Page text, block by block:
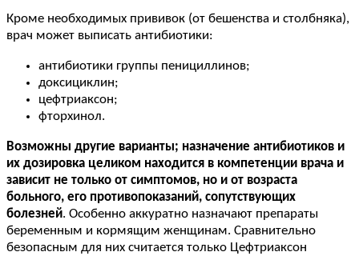
Кроме необходимых прививок (от бешенства и столбняка),
врач может выписать антибиотики:
антибиотики группы пенициллинов;
доксициклин;
цефтриаксон;
фторхинол.
Возможны другие варианты; назначение антибиотиков и
их дозировка целиком находится в компетенции врача и
зависит не только от симптомов, но и от возраста
больного, его противопоказаний, сопутствующих
болезней. Особенно аккуратно назначают препараты
беременным и кормящим женщинам. Сравнительно
безопасным для них считается только Цефтриаксон